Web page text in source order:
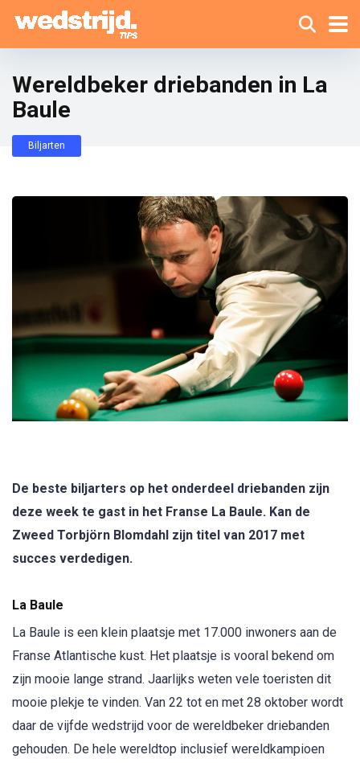
Wereldbeker driebanden in La
Baule
Biljarten
De beste biljarters op het onderdeel driebanden zijn
deze week te gast in het Franse La Baule. Kan de
Zweed Torbjörn Blomdahl zijn titel van 2017 met
succes verdedigen.
La Baule
La Baule is een klein plaatsje met 17.000 inwoners aan de
Franse Atlantische kust. Het plaatsje is vooral bekend om
zijn mooie lange strand. Jaarlijks weten vele toeristen dit
mooie plekje te vinden. Van 22 tot en met 28 oktober wordt
daar de vijfde wedstrijd voor de wereldbeker driebanden
gehouden. De hele wereldtop inclusief wereldkampioen